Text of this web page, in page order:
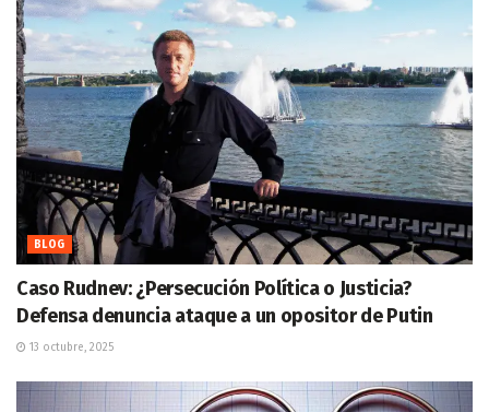
BLOG
Caso Rudnev: ¿Persecución Política o Justicia?
Defensa denuncia ataque a un opositor de Putin
13 octubre, 2025